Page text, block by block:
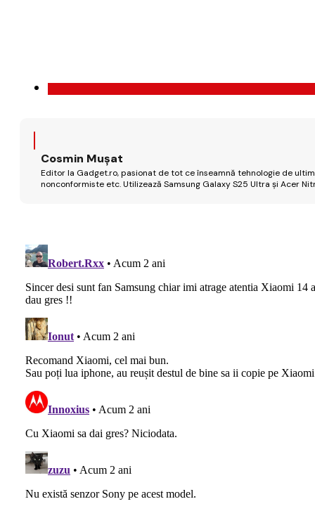
Cosmin Mușat
Editor la Gadget.ro, pasionat de tot ce înseamnă tehnologie de
nonconformiste etc. Utilizează Samsung Galaxy S25 Ultra și Acer